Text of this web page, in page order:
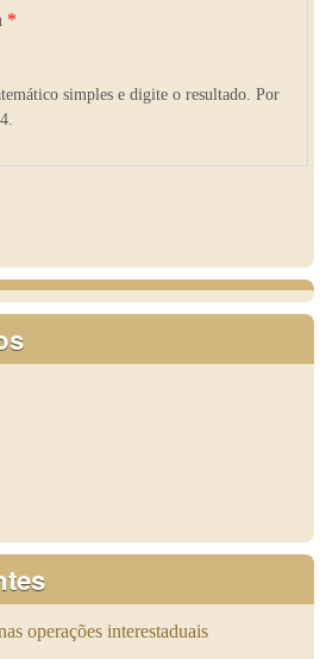
*
simples e digite o resultado. Por
operações interestaduais